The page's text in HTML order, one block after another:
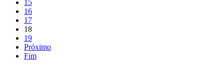
15
16
17
18
19
Próximo
Fim